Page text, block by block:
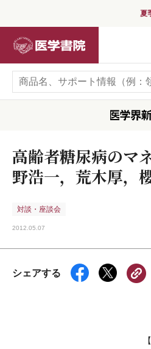
夏季
高齢者糖尿病のマ
野浩一，荒木厚，
対談・座談会
2012.05.07
シェアする
【